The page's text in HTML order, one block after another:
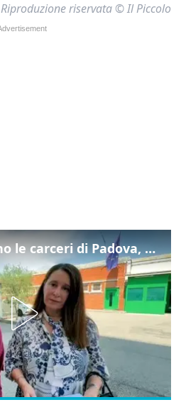
Riproduzione riservata © Il Piccolo
Gli avvocati visitano le carceri di Padova, ecco cosa hanno trovato